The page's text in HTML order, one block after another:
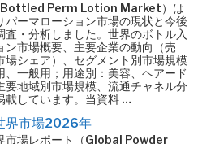
Bottled Perm Lotion Market）は
パーマローション市場の現状と今後
査・分析しました。世界のボトル入
ン市場概要、主要企業の動向（売
場シェア）、セグメント別市場規模
、一般用；用途別：美容、ヘアード
要地域別市場規模、流通チャネル分
載しています。当資料 …
界市場2026年
市場レポート（Global Powder